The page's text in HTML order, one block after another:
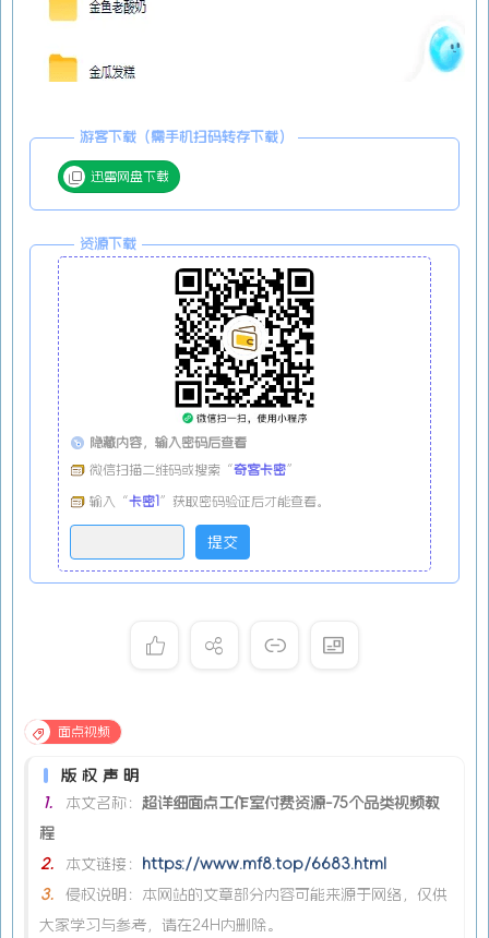
游客下载（需手机扫码转存下载）
迅雷网盘下载
资源下载
隐藏内容，输入密码后查看
微信扫描二维码或搜索“奇客卡密”
输入“卡密1 ”获取密码验证后才能查看。
面点视频
版权声明
1.
本文名称： 超详细面点工作室付费资源-75个品类视频教
程
2.
本文链接：
https://www.mf8.top/6683.html
3.
侵权说明：本网站的文章部分内容可能来源于网络，仅供
大家学习与参考，请在24H内删除。